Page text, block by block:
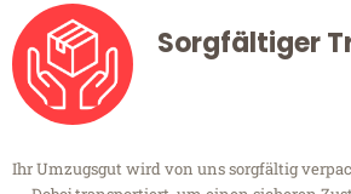
Sorgfältiger
Ihr Umzugsgut wird von uns sorgfältig